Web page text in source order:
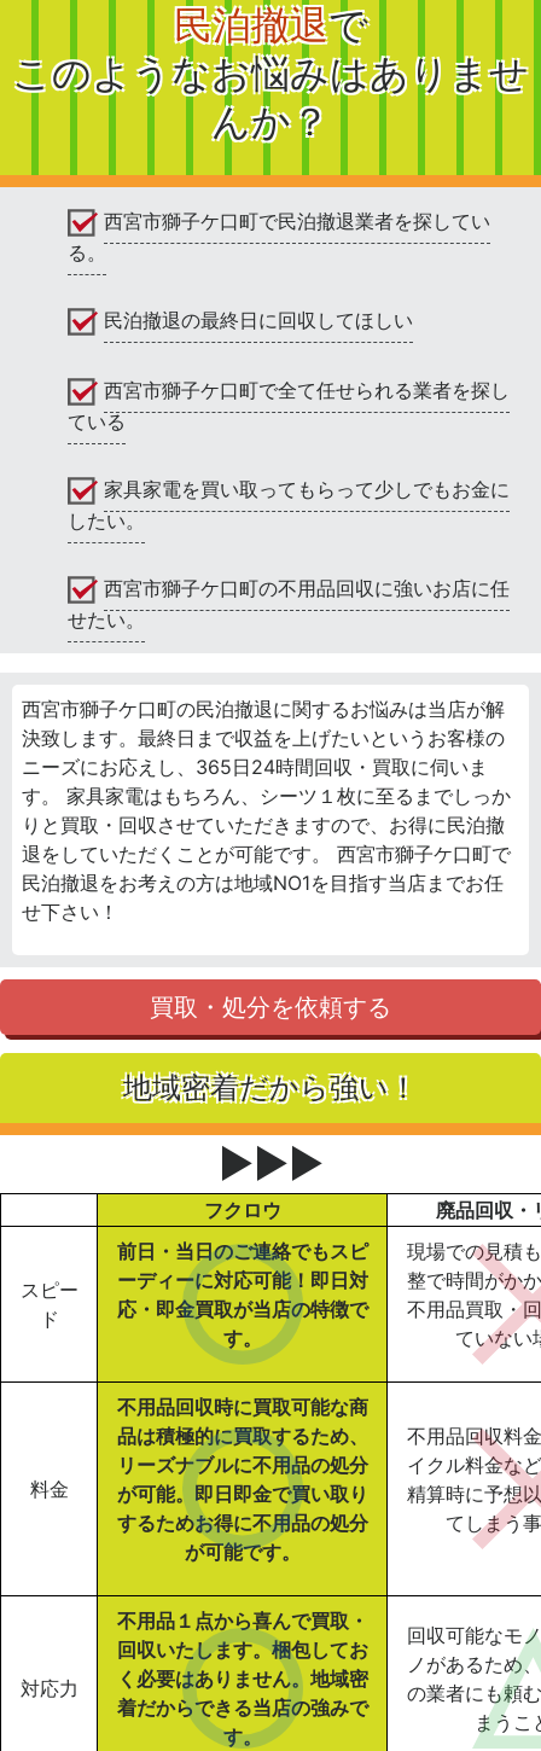
民泊撤退で
このようなお悩みはありませ
んか？
西宮市獅子ケ口町で民泊撤退業者を探してい
る。
民泊撤退の最終日に回収してほしい
西宮市獅子ケ口町で全て任せられる業者を探し
ている
家具家電を買い取ってもらって少しでもお金に
したい。
西宮市獅子ケ口町の不用品回収に強いお店に任
せたい。
西宮市獅子ケ口町の民泊撤退に関するお悩みは当店が解
決致します。最終日まで収益を上げたいというお客様の
ニーズにお応えし、365日24時間回収・買取に伺いま
す。 家具家電はもちろん、シーツ１枚に至るまでしっか
りと買取・回収させていただきますので、お得に民泊撤
退をしていただくことが可能です。 西宮市獅子ケ口町で
民泊撤退をお考えの方は地域NO1を目指す当店までお任
せ下さい！
買取・処分を依頼する
地域密着だから強い！
▶▶▶
フクロウ 廃品回収・
スピー
ド
前日・当日のご連絡でもスピ
ーディーに対応可能！即日対
応・即金買取が当店の特徴で
す。
現場での見積
整で時間がか
不用品買取・
ていない
料金
不用品回収時に買取可能な商
品は積極的に買取するため、
リーズナブルに不用品の処分
が可能。即日即金で買い取り
するためお得に不用品の処分
が可能です。
不用品回収料
イクル料金な
精算時に予想
てしまう
対応力
不用品１点から喜んで買取・
回収いたします。梱包してお
く必要はありません。地域密
着だからできる当店の強みで
す。
回収可能なモ
ノがあるため
の業者にも頼
まうこ